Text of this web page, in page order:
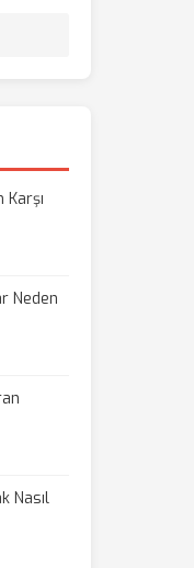
Neden
Nasıl